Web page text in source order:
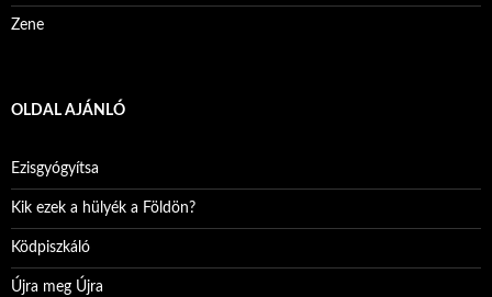
Zene
OLDAL AJÁNLÓ
Ezisgyógyítsa
Kik ezek a hülyék a Földön?
Ködpiszkáló
Újra meg Újra